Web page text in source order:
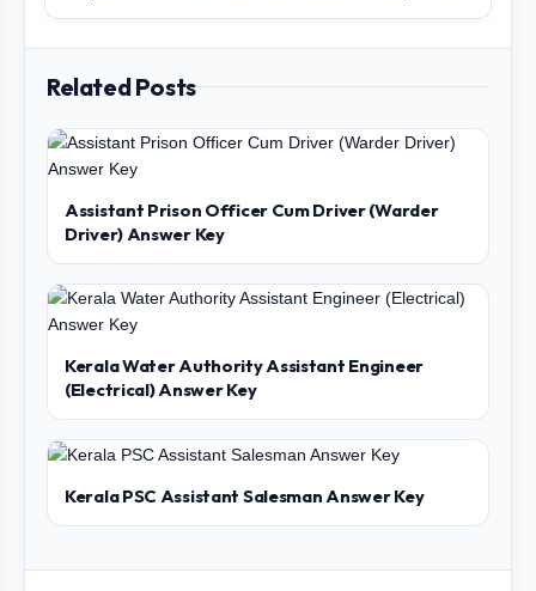
Related Posts
Assistant Prison Officer Cum Driver (Warder
Driver) Answer Key
Kerala Water Authority Assistant Engineer
(Electrical) Answer Key
Kerala PSC Assistant Salesman Answer Key